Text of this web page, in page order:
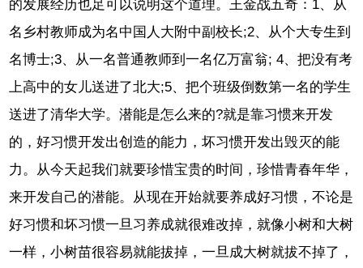
的发展经历也足可以说明这个道理。王金战五奇：1、从
名乡村教师成为名中国人大附中副校长;2、从个大专生到
名博士;3、从一名普通教师到一名亿万富翁; 4、把没有考
上高中的女儿送进了北大;5、把个班级倒数第一名的学生
送进了清华大学。潜能是怎么来的?就是靠习惯来开发
的，好习惯开发出创造的能力，坏习惯开发出毁灭的能
力。从今天起我们就要珍惜宝贵的时间，珍惜青春年华，
来开发自己的潜能。从现在开始就要养成好习惯，不论是
好习惯和坏习惯一旦习养成就很难改掉，就像小树和大树
一样，小树苗很容易就能拔掉，一旦成大树就拔不掉了，